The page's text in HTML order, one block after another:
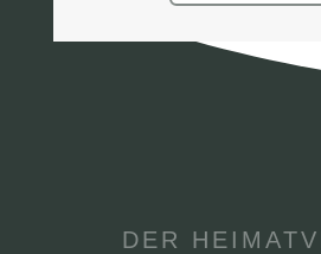
DER